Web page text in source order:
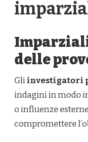
delle
Gliinvestigatori
indagini in modo
o influenze
compromettere